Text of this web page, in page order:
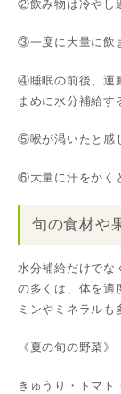
②飲み物は冷やし
③一度に大量に飲
④睡眠の前後、運
まめに水分補給す
⑤喉が渇いたと感
⑥大量に汗をかく
旬の食材や
水分補給だけでな
の多くは、体を適
ミンやミネラルも
《夏の旬の野菜》
きゅうり・トマト